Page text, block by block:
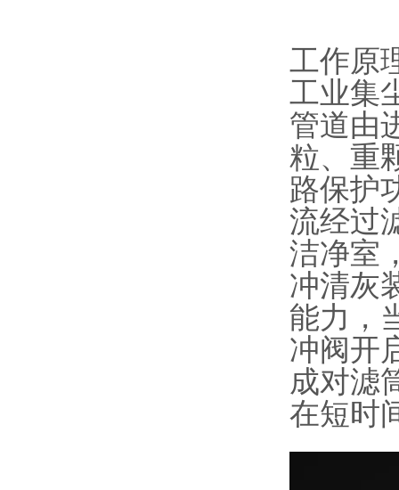
工作原
工业集
管道由
粒、重
路保护
流经过
洁净室
冲清灰
能力，
冲阀开
成对滤
在短时